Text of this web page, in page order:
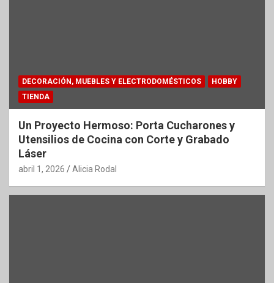
DECORACIÓN, MUEBLES Y ELECTRODOMÉSTICOS
HOBBY
TIENDA
Un Proyecto Hermoso: Porta Cucharones y
Utensilios de Cocina con Corte y Grabado
Láser
abril 1, 2026 Alicia Rodal